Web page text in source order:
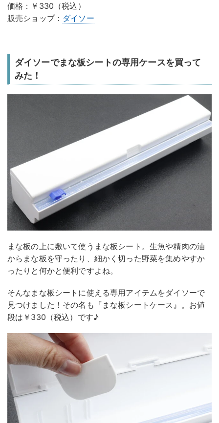
価格：￥330（税込）
販売ショップ： ダイソー
ダイソーでまな板シートの専用ケースを買って
みた！
まな板の上に敷いて使うまな板シート。生魚や精肉の油
からまな板を守ったり、細かく切った野菜を集めやすか
ったりと何かと便利ですよね。
そんなまな板シートに使える専用アイテムをダイソーで
見つけました！その名も『まな板シートケース』。お値
段は￥330（税込）です♪